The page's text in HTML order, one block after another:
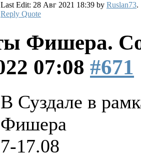
Last Edit: 28 Авг 2021 18:39 by Ruslan73.
Reply Quote
Фишера.
07:08 #671
В Суздале в
Фишера
7-17.08